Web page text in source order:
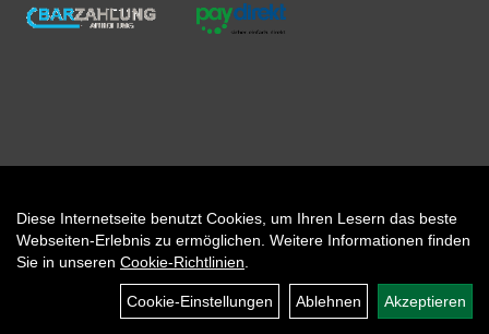
Diese Internetseite benutzt Cookies, um Ihren Lesern das beste
Webseiten-Erlebnis zu ermöglichen. Weitere Informationen finden
Sie in unseren Cookie-Richtlinien
Cookie-Einstellungen Ablehnen Akzeptieren
Auftrag widerrufen